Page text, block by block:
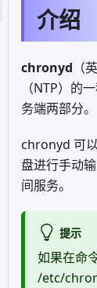
介绍
chronyd （
（NTP）的
务端两部分。
chronyd 可
盘进行手动
间服务。
提示
如果在命
/etc/